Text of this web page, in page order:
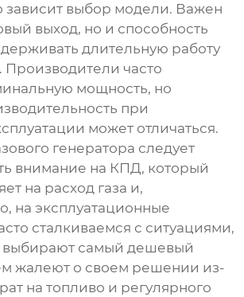
зависит выбор модели. Важен
выход, но и способность
длительную работу
Производители часто
мощность, но
при
может отличаться.
генератора следует
внимание на КПД, который
на расход газа и,
на эксплуатационные
сталкиваемся с ситуациями,
выбирают самый дешевый
жалеют о своем решении из-
на топливо и регулярного